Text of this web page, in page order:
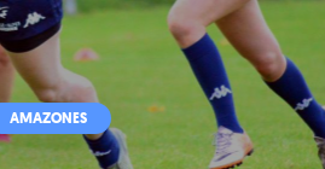
AMAZONES